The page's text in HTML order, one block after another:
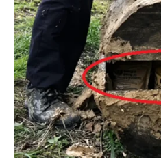
oslobađa. Neko skriva
U ljubavi – strast je jaka, ali
poverenjem.
Poruka sudbine:Istina dolazi
STRELAC – Put